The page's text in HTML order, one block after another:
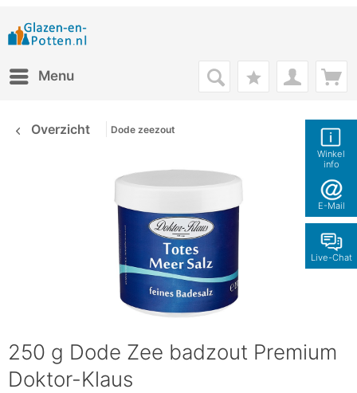
Winkel
info
E-Mail
Live-Chat
Menu
Overzicht Dode zeezout
250 g Dode Zee badzout Premium
Doktor-Klaus